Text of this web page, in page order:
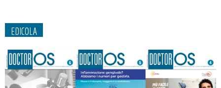
EDICOLA